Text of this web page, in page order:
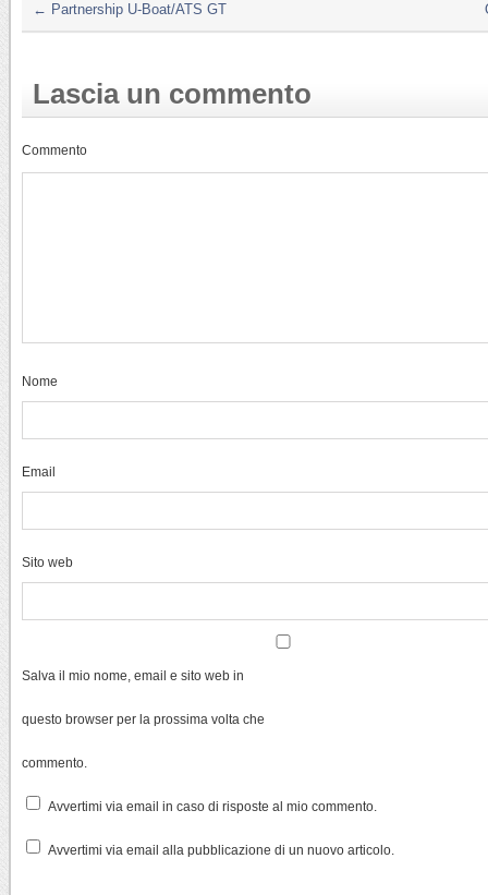
← Partnership U-Boat/ATS GT
Lascia un commento
Commento
Nome
Email
Sito web
Salva il mio nome, email e sito web in
questo browser per la prossima volta che
commento.
Avvertimi via email in caso di risposte al mio commento.
Avvertimi via email alla pubblicazione di un nuovo articolo.